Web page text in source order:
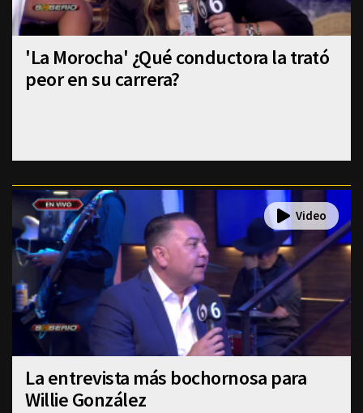
'La Morocha' ¿Qué conductora la trató
peor en su carrera?
La entrevista más bochornosa para
Willie González